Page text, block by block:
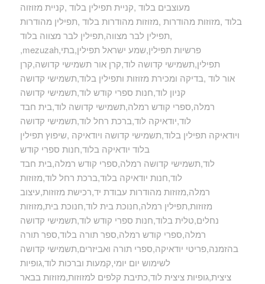
מעוצבים בלוד ,קניית תפילין בלוד ,קניית מזוזוה
בלוד ,מזוזות מהודרות ,מזוזות מהודרות בלוד ,תפילין מהודרות
,תפילין לבר מצווה,תפילין לבר מצווה בלוד
,mezuzah,פרשיות תפילין,שמע ישראל תפילין,בתי
תפילין,תשמישי קדושה לוד,קרן אור תשמישי קדושה,קרן
אור לוד ,בדיקה ומכירת מזוזות ותפילין בלוד,תשמישי קדושה
קניון לוד,חנות ספרי קודש לוד,תשמישי קדושה
רמלה,ספרי קודש רמלה,תשמישי קדושה לוד,בית חבד
לוד,יודאיקה לוד,ברכת רחל לוד,תשמישי קדושה
ויודאיקה תפילין בלוד,תשמישי קדושה ויודאיקה ,שיפוץ תפילין
בלוד יודאיקה בלוד,חנות ספרי קודש
לוד,תשמישי קדושה רמלה,ספרי קודש רמלה,בית חבד
לוד,חנות יודאיקה בלוד,ברכת רחל לוד,מזוזות
רמלה,מזוזות מהודרות עבודת יד,רכישת מזוזות,עיצוב
מזוזות,תפילין רמלה,חנוכת בית לוד,חנוכת בית,מזוזות
נחלים,טלית בלוד,חנות ספרי קודש לוד,תשמישי קדושה
רמלה,ספרי קודש רמלה,ספר תורה בלוד,ספר תורה
בהזמנה,פריטי יודאיקה,ספרי תורה ואביזרים,תשמישי קדושה
לשימוש יום יומי,קמעות וברכות לוד,גופיות
ציצית,גופיות ציצית לוד,כתיבת קלפים למזוזות,מזוזות בבאר